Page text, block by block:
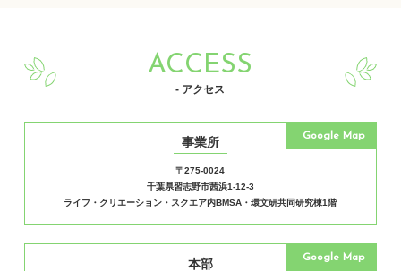
ACCESS
- アクセス
事業所
〒275-0024
千葉県習志野市茜浜1-12-3
ライフ・クリエーション・スクエア内BMSA・環文研共同研究棟1階
Google Map
本部 Google Map